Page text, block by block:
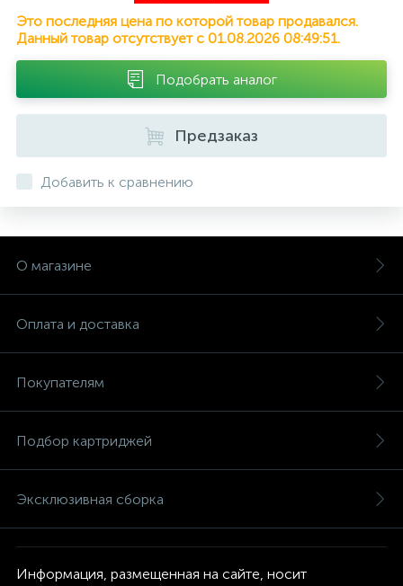
Это последняя цена по которой товар продавался.
Данный товар отсутствует с 01.08.2026 08:49:51.
Подобрать аналог
Предзаказ
Добавить к сравнению
О магазине
Оплата и доставка
Покупателям
Подбор картриджей
Эксклюзивная сборка
Информация, размещенная на сайте, носит